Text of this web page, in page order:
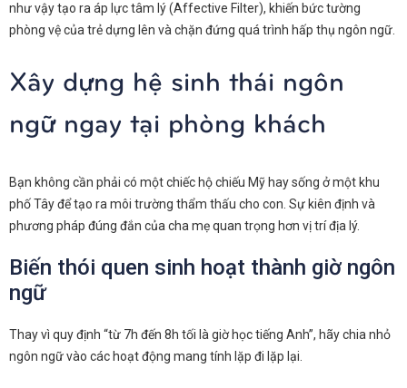
như vậy tạo ra áp lực tâm lý (Affective Filter), khiến bức tường
phòng vệ của trẻ dựng lên và chặn đứng quá trình hấp thụ ngôn ngữ.
Xây dựng hệ sinh thái ngôn
ngữ ngay tại phòng khách
Bạn không cần phải có một chiếc hộ chiếu Mỹ hay sống ở một khu
phố Tây để tạo ra môi trường thẩm thấu cho con. Sự kiên định và
phương pháp đúng đắn của cha mẹ quan trọng hơn vị trí địa lý.
Biến thói quen sinh hoạt thành giờ ngôn
ngữ
Thay vì quy định “từ 7h đến 8h tối là giờ học tiếng Anh”, hãy chia nhỏ
ngôn ngữ vào các hoạt động mang tính lặp đi lặp lại.